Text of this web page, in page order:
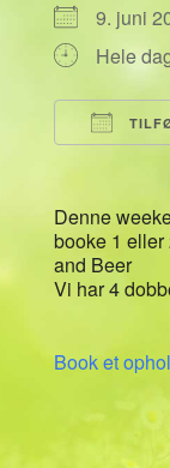
9. juni
Hele
Denne
booke 1
and Beer
Vi har 4
Book et